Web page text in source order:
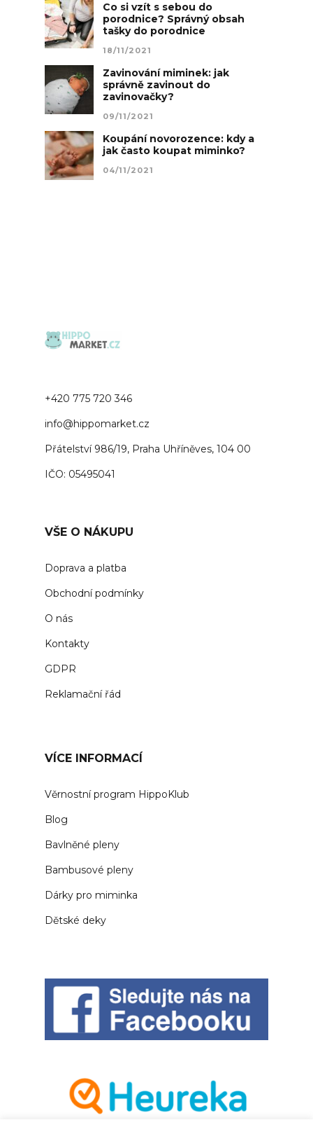
Co si vzít s sebou do
porodnice? Správný obsah
tašky do porodnice
18/11/2021
Zavinování miminek: jak
správně zavinout do
zavinovačky?
09/11/2021
Koupání novorozence: kdy a
jak často koupat miminko?
04/11/2021
+420 775 720 346
info@hippomarket.cz
Přátelství 986/19, Praha Uhříněves, 104 00
IČO: 05495041
VŠE O NÁKUPU
Doprava a platba
Obchodní podmínky
O nás
Kontakty
GDPR
Reklamační řád
VÍCE INFORMACÍ
Věrnostní program HippoKlub
Blog
Bavlněné pleny
Bambusové pleny
Dárky pro miminka
Dětské deky